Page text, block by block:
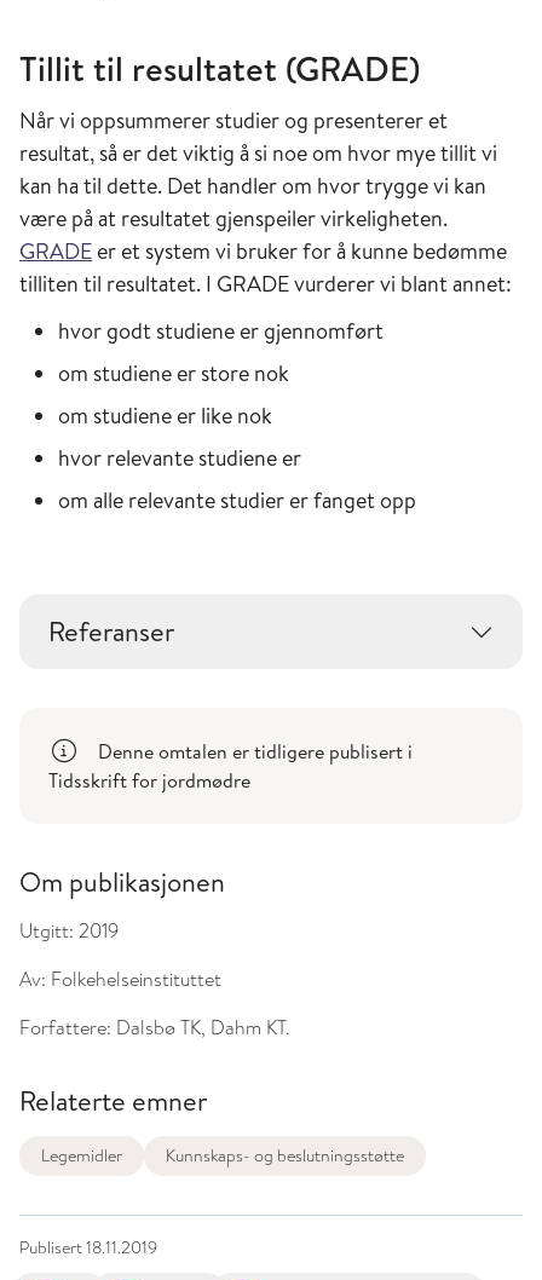
Tillit til resultatet (GRADE)
Når vi oppsummerer studier og presenterer et
resultat, så er det viktig å si noe om hvor mye tillit vi
kan ha til dette. Det handler om hvor trygge vi kan
være på at resultatet gjenspeiler virkeligheten.
GRADE er et system vi bruker for å kunne bedømme
tilliten til resultatet. I GRADE vurderer vi blant annet:
hvor godt studiene er gjennomført
om studiene er store nok
om studiene er like nok
hvor relevante studiene er
om alle relevante studier er fanget opp
Referanser
Denne omtalen er tidligere publisert i
Tidsskrift for jordmødre
Om publikasjonen
Utgitt: 2019
Av: Folkehelseinstituttet
Forfattere: Dalsbø TK, Dahm KT.
Relaterte emner
Legemidler Kunnskaps- og beslutningsstøtte
Publisert18.11.2019